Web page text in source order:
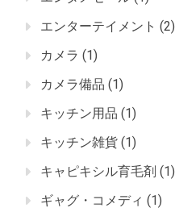
エンターテイメント (2)
カメラ (1)
カメラ備品 (1)
キッチン用品 (1)
キッチン雑貨 (1)
キャピキシル育毛剤 (1)
ギャグ・コメディ (1)